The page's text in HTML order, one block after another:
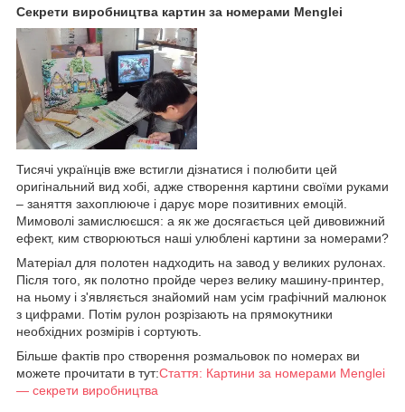
Секрети виробництва картин за номерами Menglei
Тисячі українців вже встигли дізнатися і полюбити цей
оригінальний вид хобі, адже створення картини своїми руками
– заняття захоплююче і дарує море позитивних емоцій.
Мимоволі замислюєшся: а як же досягається цей дивовижний
ефект, ким створюються наші улюблені картини за номерами?
Матеріал для полотен надходить на завод у великих рулонах.
Після того, як полотно пройде через велику машину-принтер,
на ньому і з'являється знайомий нам усім графічний малюнок
з цифрами. Потім рулон розрізають на прямокутники
необхідних розмірів і сортують.
Більше фактів про створення розмальовок по номерах ви
можете прочитати в тут:Стаття: Картини за номерами Menglei
— секрети виробництва